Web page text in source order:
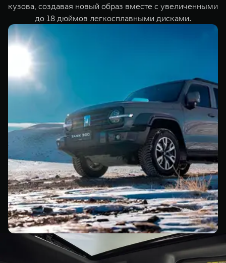
кузова, создавая новый образ вместе с увеличенными
до 18 дюймов легкосплавными дисками.